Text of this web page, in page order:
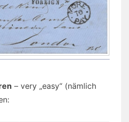
– very „easy“ (nämlich